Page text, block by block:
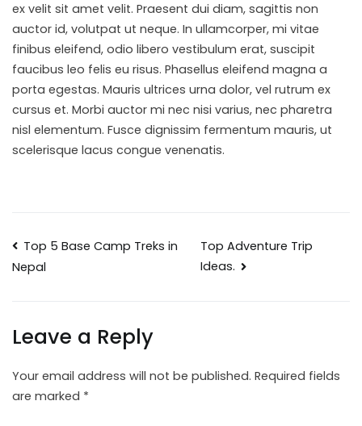
ex velit sit amet velit. Praesent dui diam, sagittis non
auctor id, volutpat ut neque. In ullamcorper, mi vitae
finibus eleifend, odio libero vestibulum erat, suscipit
faucibus leo felis eu risus. Phasellus eleifend magna a
porta egestas. Mauris ultrices urna dolor, vel rutrum ex
cursus et. Morbi auctor mi nec nisi varius, nec pharetra
nisl elementum. Fusce dignissim fermentum mauris, ut
scelerisque lacus congue venenatis.
Top 5 Base Camp Treks in
Nepal
Top Adventure Trip
Ideas.
Leave a Reply
Your email address will not be published. Required fields
are marked *